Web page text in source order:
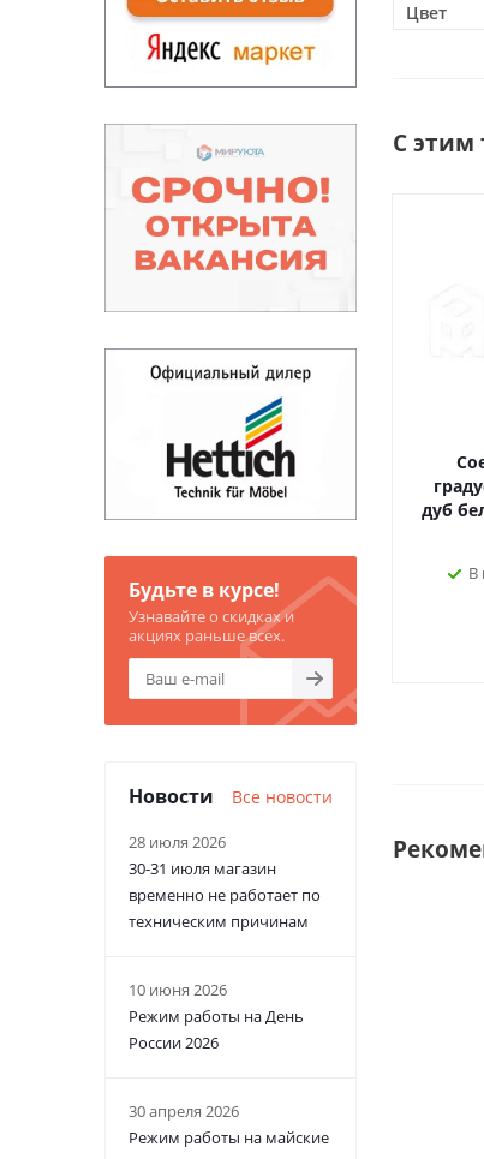
Цвет
С этим
дуб
В
Будьте в курсе!
Узнавайте о скидках и
акциях раньше всех.
Новости Все новости
28 июля 2026
30-31 июля магазин
временно не работает по
техническим причинам
10 июня 2026
Режим работы на День
России 2026
30 апреля 2026
Режим работы на майские